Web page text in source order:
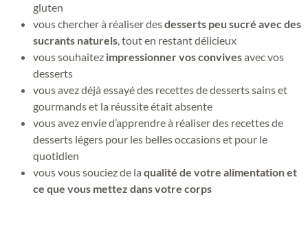
gluten
vous chercher à réaliser desdesserts peu sucré avec des
sucrants naturels, tout en restant délicieux
vous souhaitez impressionner vos convivesavec vos
desserts
vous avez déjà essayé des recettes de desserts sains et
gourmands et la réussite était absente
vous avez envie d’apprendre à réaliser des recettes de
desserts légers pour les belles occasions et pour le
quotidien
vous vous souciez de la qualité de votre alimentation et
ce que vous mettez dans votre corps